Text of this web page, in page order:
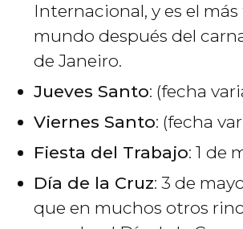
Internacional, y es el
mundo después del
de Janeiro.
Jueves Santo: (fecha
Viernes Santo: (fecha
Fiesta del Trabajo: 1 de
Día de la Cruz: 3 de
que en muchos otros